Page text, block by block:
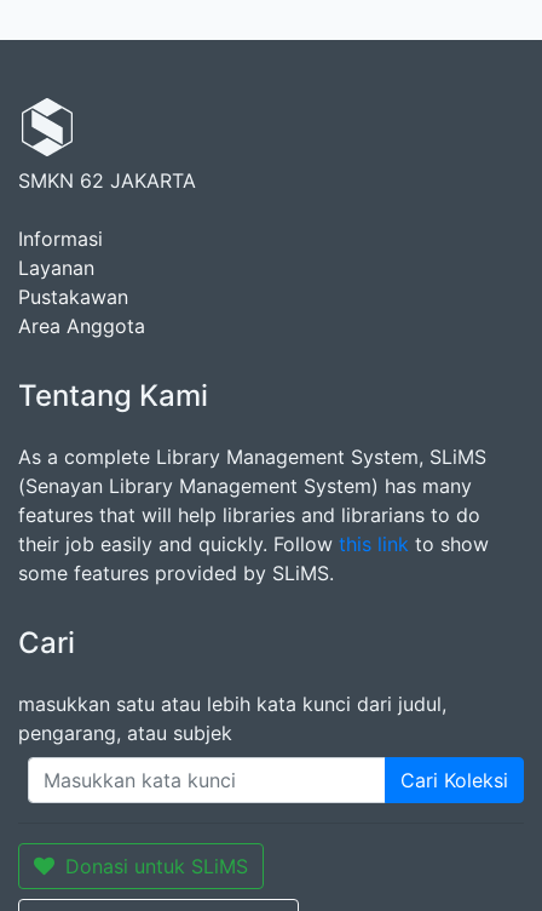
SMKN 62 JAKARTA
Informasi
Layanan
Pustakawan
Area Anggota
Tentang Kami
As a complete Library Management System, SLiMS
(Senayan Library Management System) has many
features that will help libraries and librarians to do
their job easily and quickly. Follow this link to show
some features provided by SLiMS.
Cari
masukkan satu atau lebih kata kunci dari judul,
pengarang, atau subjek
Cari Koleksi
Donasi untuk SLiMS